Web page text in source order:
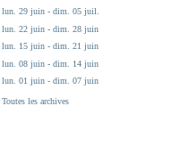
lun. 29 juin - dim. 05 juil.
lun. 22 juin - dim. 28 juin
lun. 15 juin - dim. 21 juin
lun. 08 juin - dim. 14 juin
lun. 01 juin - dim. 07 juin
Toutes les archives